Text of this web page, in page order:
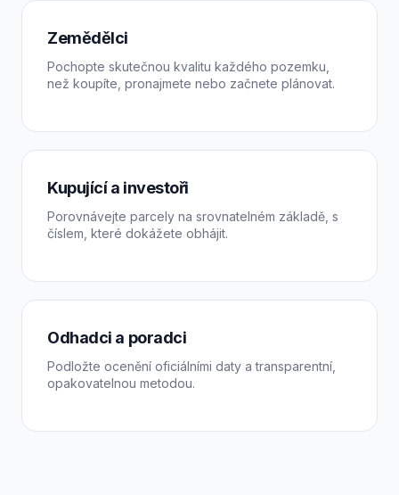
Zemědělci
Pochopte skutečnou kvalitu každého pozemku,
než koupíte, pronajmete nebo začnete plánovat.
Kupující a investoři
Porovnávejte parcely na srovnatelném základě, s
číslem, které dokážete obhájit.
Odhadci a poradci
Podložte ocenění oficiálními daty a transparentní,
opakovatelnou metodou.